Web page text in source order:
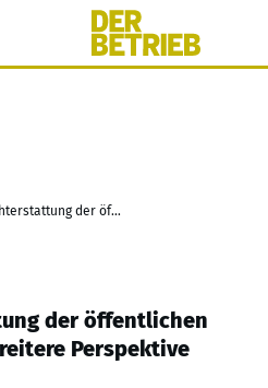
Klimaberichterstattung der öffentlichen Hand: IDW fordert breitere Perspektive
der öffentlichen
Perspektive